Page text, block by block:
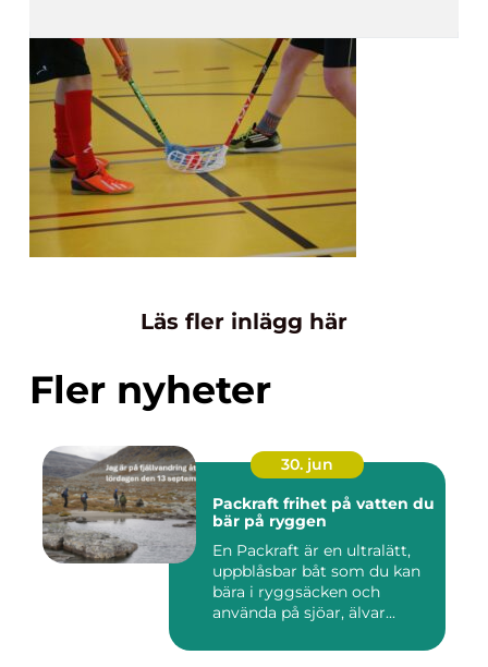
Läs fler inlägg här
Fler nyheter
30. jun
Packraft frihet på vatten du
bär på ryggen
En Packraft är en ultralätt,
uppblåsbar båt som du kan
bära i ryggsäcken och
använda på sjöar, älvar...